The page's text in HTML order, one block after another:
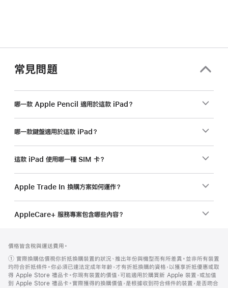
常見問題
哪一款 Apple Pencil 適用於這款 iPad？
哪一款鍵盤適用於這款 iPad？
這款 iPad 使用哪一種 SIM 卡？
Apple Trade In 換購方案如何運作？
AppleCare+ 服務專案包含哪些內容？
腳
腳
價格皆含稅與運送費用。
註
腳
① 實際換購估價視你折抵換購裝置的狀況、推出年份與機型而有所差異。並非所有裝置
均符合折抵條件。你必須已達法定成年年齡，才有折抵換購的資格，以獲享折抵優惠或取
得 Apple Store 禮品卡。你現有裝置的價值，可能適用於購買新 Apple 裝置，或加值
到 Apple Store 禮品卡。實際獲得的換購價值，是根據收到符合條件的裝置，是否吻合